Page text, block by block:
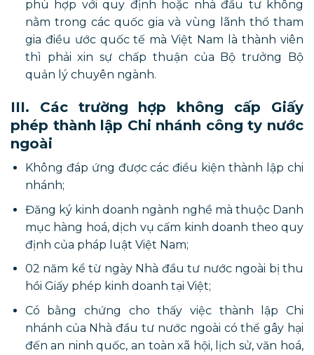
phù hợp với quy định hoặc nhà đầu tư không
nằm trong các quốc gia và vùng lãnh thổ tham
gia điều ước quốc tế mà Việt Nam là thành viên
thì phải xin sự chấp thuận của Bộ trưởng Bộ
quản lý chuyên ngành.
III. Các trường hợp không cấp Giấy
phép thành lập Chi nhánh công ty nước
ngoài
Không đáp ứng được các điều kiện thành lập chi
nhánh;
Đăng ký kinh doanh ngành nghề mà thuộc Danh
mục hàng hoá, dịch vụ cấm kinh doanh theo quy
định của pháp luật Việt Nam;
02 năm kể từ ngày Nhà đầu tư nước ngoài bị thu
hồi Giấy phép kinh doanh tại Việt;
Có bằng chứng cho thấy việc thành lập Chi
nhánh của Nhà đầu tư nước ngoài có thể gây hại
đến an ninh quốc, an toàn xã hội, lịch sử, văn hoá,